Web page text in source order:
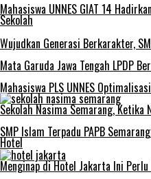
Mahasiswa UNNES GIAT 14
Sekolah
Wujudkan Generasi Berkarakter,
Mata Garuda Jawa Tengah LPDP
Mahasiswa PLS UNNES
Sekolah Nasima Semarang, Ketika
SMP Islam Terpadu PAPB
Hotel
Menginap di Hotel Jakarta Ini Perlu